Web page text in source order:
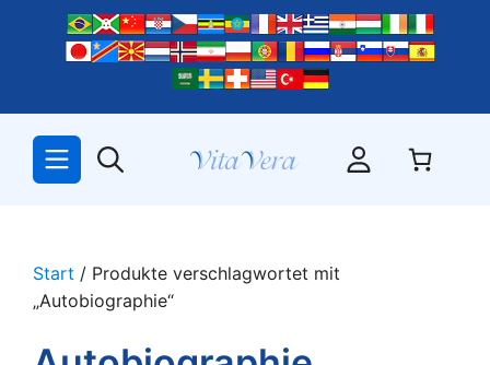
springen
Start / Produkte verschlagwortet mit
„Autobiographie“